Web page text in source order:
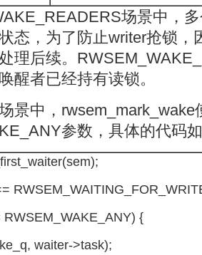
场景中，
态，为了防止writer抢锁，
理后续。
醒者已经持有读锁。
景中，rwsem_mark_wake
参数，具体的代码
{
waiter->task);